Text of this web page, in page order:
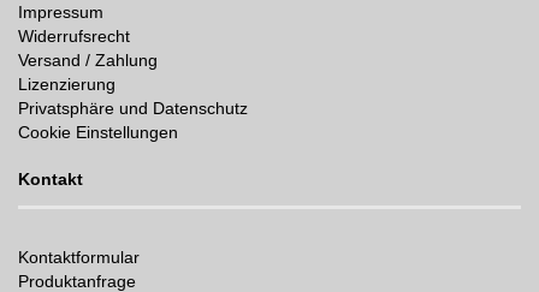
Impressum
Widerrufsrecht
Versand / Zahlung
Lizenzierung
Privatsphäre und Datenschutz
Cookie Einstellungen
Kontakt
Kontaktformular
Produktanfrage